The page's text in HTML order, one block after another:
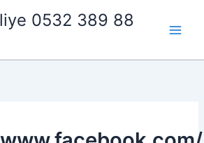
0532 389 88